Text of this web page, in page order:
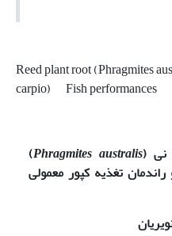
Reed plant root (Phragmites
carpio)
Fish performances
نی (Phragmites australis
)
تغذیه کپور معمولی